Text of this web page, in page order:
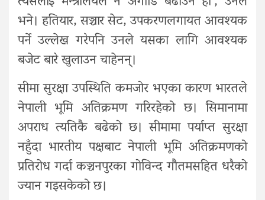
भने। हतियार, सञ्चार सेट, उपकरणलगायत आवश्यक
पर्ने उल्लेख गरेपनि उनले यसका लागि आवश्यक
बजेट बारे खुलाउन चाहेनन्।
सीमा सुरक्षा उपस्थिति कमजोर भएका कारण भारतले
नेपाली भूमि अतिक्रमण गरिरहेको छ। सिमानामा
अपराध त्यतिकै बढेको छ। सीमामा पर्याप्त सुरक्षा
नहुँदा भारतीय पक्षबाट नेपाली भूमि अतिक्रमणको
प्रतिरोध गर्दा कञ्चनपुरका गोविन्द गौतमसहित धरैको
ज्यान गइसकेको छ।